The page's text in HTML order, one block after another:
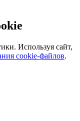
Используя сайт,
cookie-файлов.